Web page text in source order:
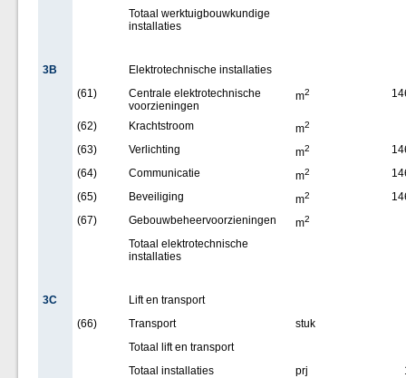
Totaal werktuigbouwkundige
installaties
3B
Elektrotechnische installaties
(61)
Centrale elektrotechnische
voorzieningen
m2
(62) Krachtstroom m2
(63) Verlichting m2
(64)
Communicatie m2
(65)
Beveiliging m2
(67)
Gebouwbeheervoorzieningen m2
Totaal elektrotechnische
installaties
3C
Lift en transport
(66)
Transport
stuk
Totaal lift en transport
Totaal installaties
prj